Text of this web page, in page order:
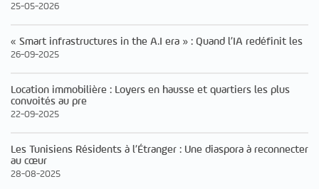
25-05-2026
« Smart infrastructures in the A.I era » : Quand l’IA redéfinit les
26-09-2025
Location immobilière : Loyers en hausse et quartiers les plus
convoités au pre
22-09-2025
Les Tunisiens Résidents à l’Étranger : Une diaspora à reconnecter
au cœur
28-08-2025